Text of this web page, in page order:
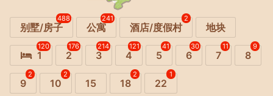
别墅/房子
488
公寓
241
酒店/度假村
2
地块
1
120
2
176
3
214
4
121
5
41
6
30
7
11
8
9
9
2
10
2
15 18
2
22
1